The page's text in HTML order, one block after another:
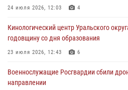
службой и напоминают о мерах
Росгвардейцы приняли участие в
Тюменской области» в рамках акции
Росгвардейцы в Тюменской области
24 июля 2026, 12:03 4
Кинологический центр Уральского
годовщину со дня образования
23 июля 2026, 12:43 6
Военнослужащие Росгвардии сбили
направлении